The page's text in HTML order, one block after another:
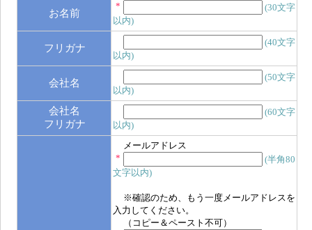
お名前
*
(30文字
以内)
フリガナ
(40文字
以内)
会社名
(50文字
以内)
会社名
フリガナ
(60文字
以内)
メールアドレス
*
(半角80
文字以内)
※確認のため、もう一度メールアドレスを
入力してください。
（コピー＆ペースト不可）